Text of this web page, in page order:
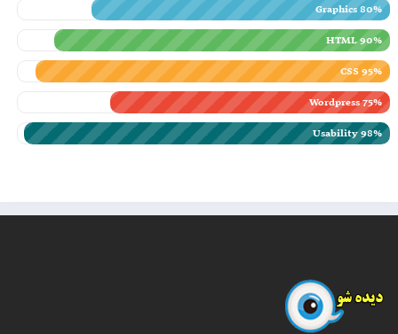
Graphics 80%
HTML 90%
CSS 95%
Wordpress 75%
Usability 98%